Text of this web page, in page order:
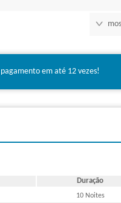
a Base Conhecimento da
em até 12 vezes!
Duração
10 Noites